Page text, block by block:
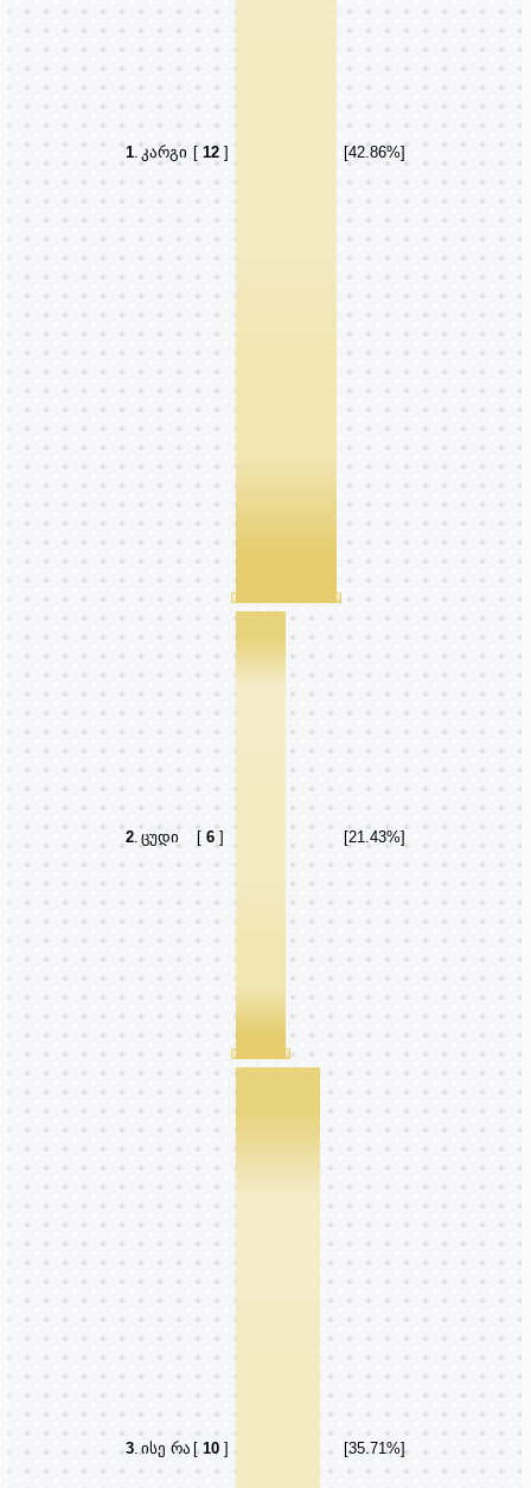
1.კარგი [ 12] [42.86%]
2. ცუდი [ 6 ] [21.43%]
3.ისე რა [10] [35.71%]